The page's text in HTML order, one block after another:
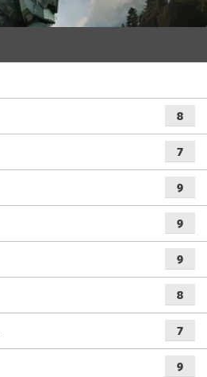
8
7
9
9
9
8
7
9